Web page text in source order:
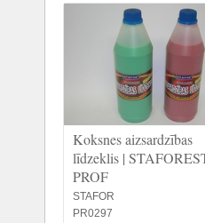
Koksnes aizsardzības
līdzeklis |
PROF
STAFOR
PR0297